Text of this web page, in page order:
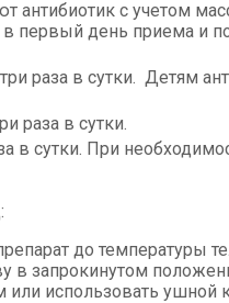
с учетом
первый день приема и
три раза в сутки. Детям
раза в сутки.
в сутки. При
до температуры
в запрокинутом
использовать ушной